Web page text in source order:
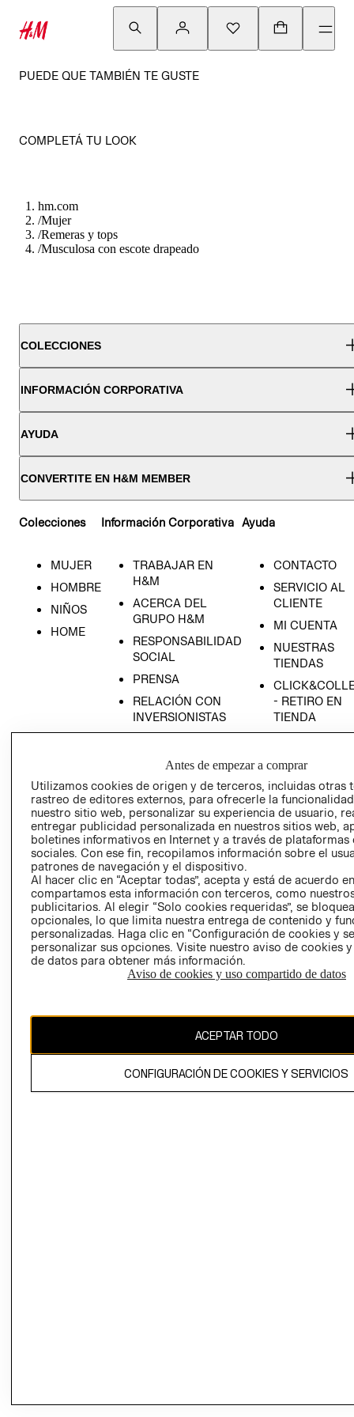
PUEDE QUE TAMBIÉN TE GUSTE
COMPLETÁ TU LOOK
hm.com
/Mujer
/Remeras y tops
/Musculosa con escote drapeado
COLECCIONES
INFORMACIÓN CORPORATIVA
AYUDA
CONVERTITE EN H&M MEMBER
Colecciones
MUJER
HOMBRE
NIÑOS
HOME
Información Corporativa
TRABAJAR EN
H&M
ACERCA DEL
GRUPO H&M
RESPONSABILIDAD
SOCIAL
PRENSA
RELACIÓN CON
INVERSIONISTAS
Ayuda
CONTACTO
SERVICIO AL
CLIENTE
MI CUENTA
NUESTRAS
TIENDAS
- RETIRO EN
TIENDA
PRIVACIDAD
GIFT CARD
AVISO DE
COOKIES
Uruguay ($U)
propiedad de H&M Hennes & Mauritz AB.
Antes de empezar a comprar
Utilizamos cookies de origen y de terceros, incluidas otras
rastreo de editores externos, para ofrecerle la
nuestro sitio web, personalizar su experiencia de usuario,
entregar publicidad personalizada en nuestros sitios web,
boletines informativos en Internet y a través de plataformas
sociales. Con ese fin, recopilamos información sobre el
patrones de navegación y el dispositivo.
Al hacer clic en “Aceptar todas”, acepta y está de acuerdo
compartamos esta información con terceros, como
publicitarios. Al elegir “Solo cookies requeridas”, se
opcionales, lo que limita nuestra entrega de contenido y
personalizadas. Haga clic en “Configuración de cookies y
personalizar sus opciones. Visite nuestro aviso de cookies
de datos para obtener más información.
Aviso de cookies y uso compartido de datos
ACEPTAR TODO
CONFIGURACIÓN DE COOKIES Y SERVICIOS